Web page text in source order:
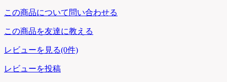
この商品について問い合わせる
この商品を友達に教える
レビューを見る(0件)
レビューを投稿